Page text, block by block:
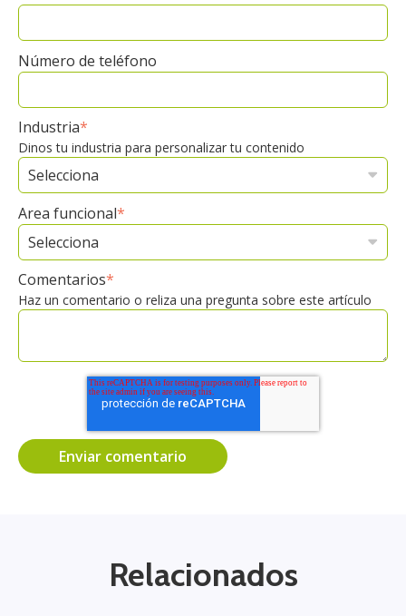
Número de teléfono
Industria*
Dinos tu industria para personalizar tu contenido
Area funcional*
Comentarios*
Haz un comentario o reliza una pregunta sobre este artículo
Relacionados